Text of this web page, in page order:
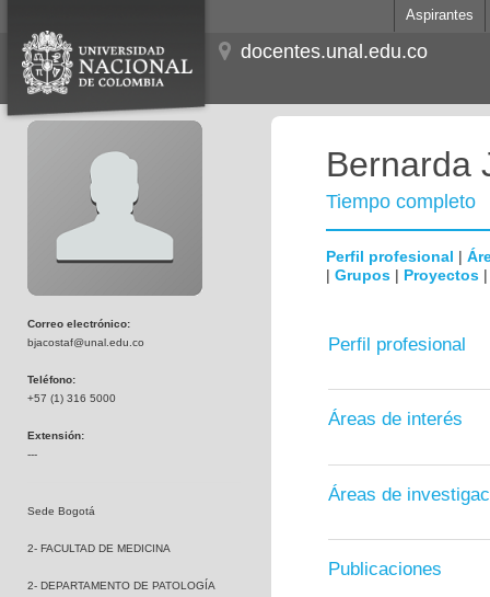
Aspirantes
docentes.unal.edu.co
Correo electrónico:
bjacostaf@unal.edu.co
Teléfono:
+57 (1) 316 5000
Extensión:
---
Sede Bogotá
2- FACULTAD DE MEDICINA
2- DEPARTAMENTO DE PATOLOGÍA
Bernarda
Tiempo completo
Perfil profesional |
| Grupos | Proyectos
Perfil profesional
Áreas de interés
Áreas de
Publicaciones